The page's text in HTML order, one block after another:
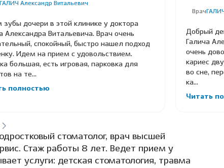
ГАЛИЧ Александр Витальевич
зубы дочери в этой клинике у доктора
Александра Витальевича. Врач очень
спокойный, быстро нашел подход
Идем на прием с удовольствием.
большая, есть игровая, парковка для
на те...
полностью
Врач
Добрый
Галича
очень
кариес
во сне,
ка...
Читать
стоматолог, врач высшей
Стаж работы 8 лет. Ведет прием у
услуги: детская стоматология, травма